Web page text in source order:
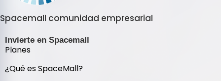
Spacemall comunidad empresarial
Invierte en Spacemall
Planes
¿Qué es SpaceMall?